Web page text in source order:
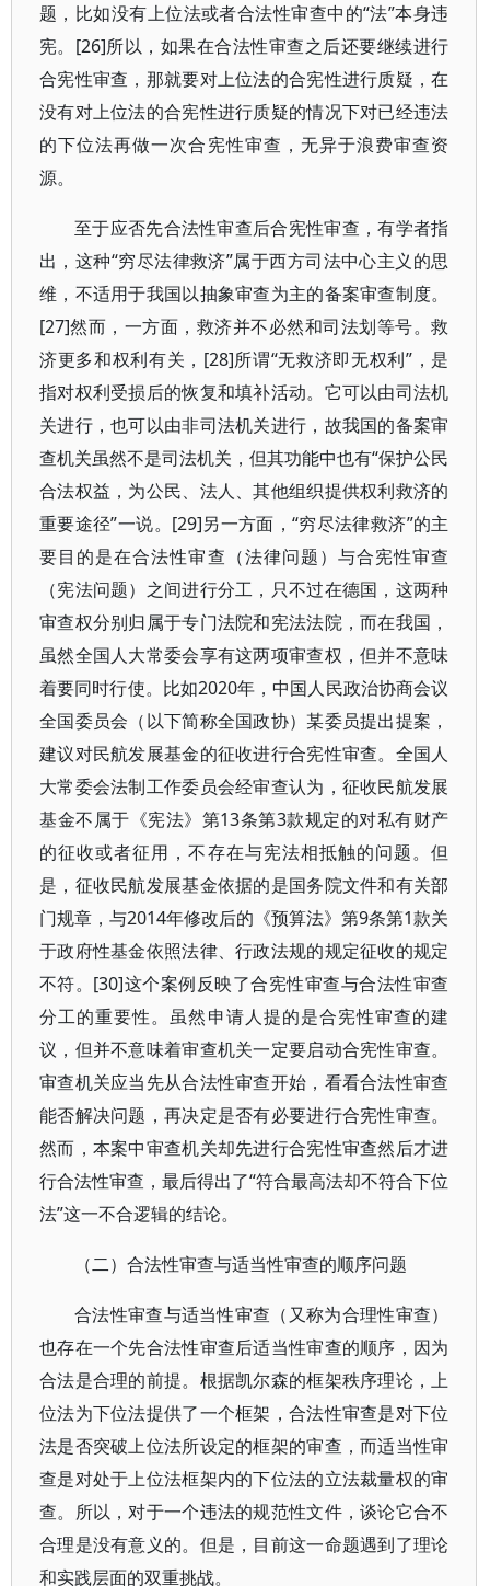
题，比如没有上位法或者合法性审查中的“法”本身违
宪。[26]所以，如果在合法性审查之后还要继续进行
合宪性审查，那就要对上位法的合宪性进行质疑，在
没有对上位法的合宪性进行质疑的情况下对已经违法
的下位法再做一次合宪性审查，无异于浪费审查资
源。
至于应否先合法性审查后合宪性审查，有学者指
出，这种“穷尽法律救济”属于西方司法中心主义的思
维，不适用于我国以抽象审查为主的备案审查制度。
[27]然而，一方面，救济并不必然和司法划等号。救
济更多和权利有关，[28]所谓“无救济即无权利”，是
指对权利受损后的恢复和填补活动。它可以由司法机
关进行，也可以由非司法机关进行，故我国的备案审
查机关虽然不是司法机关，但其功能中也有“保护公民
合法权益，为公民、法人、其他组织提供权利救济的
重要途径”一说。[29]另一方面，“穷尽法律救济”的主
要目的是在合法性审查（法律问题）与合宪性审查
（宪法问题）之间进行分工，只不过在德国，这两种
审查权分别归属于专门法院和宪法法院，而在我国，
虽然全国人大常委会享有这两项审查权，但并不意味
着要同时行使。比如2020年，中国人民政治协商会议
全国委员会（以下简称全国政协）某委员提出提案，
建议对民航发展基金的征收进行合宪性审查。全国人
大常委会法制工作委员会经审查认为，征收民航发展
基金不属于《宪法》第13条第3款规定的对私有财产
的征收或者征用，不存在与宪法相抵触的问题。但
是，征收民航发展基金依据的是国务院文件和有关部
门规章，与2014年修改后的《预算法》第9条第1款关
于政府性基金依照法律、行政法规的规定征收的规定
不符。[30]这个案例反映了合宪性审查与合法性审查
分工的重要性。虽然申请人提的是合宪性审查的建
议，但并不意味着审查机关一定要启动合宪性审查。
审查机关应当先从合法性审查开始，看看合法性审查
能否解决问题，再决定是否有必要进行合宪性审查。
然而，本案中审查机关却先进行合宪性审查然后才进
行合法性审查，最后得出了“符合最高法却不符合下位
法”这一不合逻辑的结论。
（二）合法性审查与适当性审查的顺序问题
合法性审查与适当性审查（又称为合理性审查）
也存在一个先合法性审查后适当性审查的顺序，因为
合法是合理的前提。根据凯尔森的框架秩序理论，上
位法为下位法提供了一个框架，合法性审查是对下位
法是否突破上位法所设定的框架的审查，而适当性审
查是对处于上位法框架内的下位法的立法裁量权的审
查。所以，对于一个违法的规范性文件，谈论它合不
合理是没有意义的。但是，目前这一命题遇到了理论
和实践层面的双重挑战。